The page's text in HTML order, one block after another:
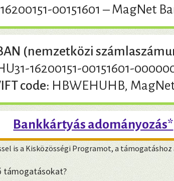
16200151-00151601 – MagNet
(nemzetközi
16200151-00151601-
code: HBWEHUHB,
Bankkártyás adományozás*
is a Kisközösségi Programot, a
támogatásokat?